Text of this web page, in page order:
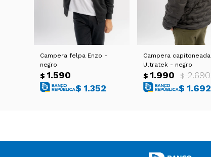
Campera felpa Enzo -
negro
$ 1.590
$ 1.352
Campera capitoneada
Ultratek - negro
$ 1.990 $ 2.690
$ 1.692